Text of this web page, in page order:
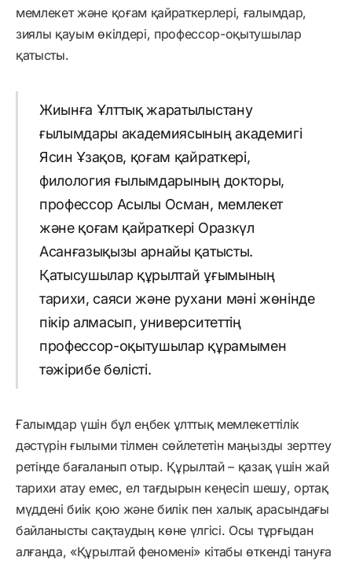
мемлекет және қоғам қайраткерлері, ғалымдар,
зиялы қауым өкілдері, профессор-оқытушылар
қатысты.
Жиынға Ұлттық жаратылыстану
ғылымдары академиясының академигі
Ясин Ұзақов, қоғам қайраткері,
филология ғылымдарының докторы,
профессор Асылы Осман, мемлекет
және қоғам қайраткері Оразкүл
Асанғазықызы арнайы қатысты.
Қатысушылар құрылтай ұғымының
тарихи, саяси және рухани мәні жөнінде
пікір алмасып, университеттің
профессор-оқытушылар құрамымен
тәжірибе бөлісті.
Ғалымдар үшін бұл еңбек ұлттық мемлекеттілік
дәстүрін ғылыми тілмен сөйлететін маңызды зерттеу
ретінде бағаланып отыр. Құрылтай – қазақ үшін жай
тарихи атау емес, ел тағдырын кеңесіп шешу, ортақ
мүддені биік қою және билік пен халық арасындағы
байланысты сақтаудың көне үлгісі. Осы тұрғыдан
алғанда, «Құрылтай феномені» кітабы өткенді тануға